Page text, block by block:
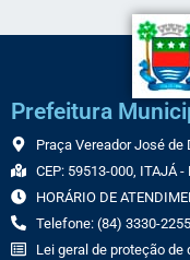
Prefeitura
Praça Vereador José de
CEP: 59513-000, ITAJÁ
HORÁRIO DE
Telefone: (84) 3330-2255
Lei geral de proteção de